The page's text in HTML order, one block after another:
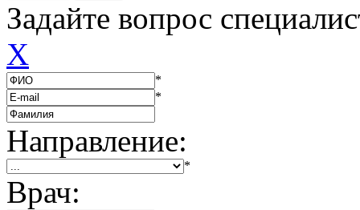
Задайте вопрос
X
*
*
Направление:
*
Врач: